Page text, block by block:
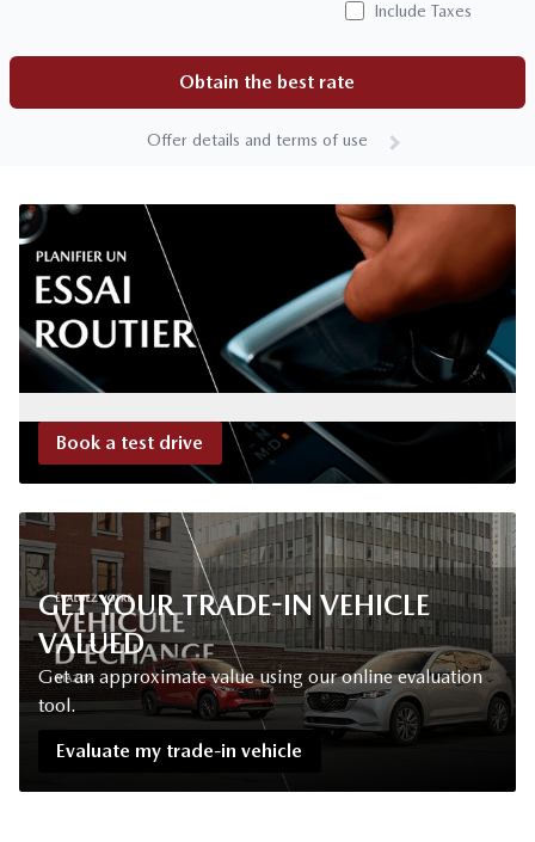
Include Taxes
Obtain the best rate
Offer details and terms of use
Book a test drive
GET YOUR TRADE-IN VEHICLE
VALUED
Get an approximate value using our online evaluation
tool.
Evaluate my trade-in vehicle